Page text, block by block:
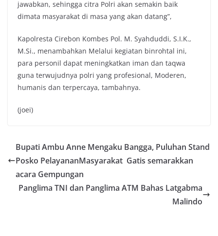
jawabkan, sehingga citra Polri akan semakin baik
dimata masyarakat di masa yang akan datang”,
Kapolresta Cirebon Kombes Pol. M. Syahduddi, S.I.K.,
M.Si., menambahkan Melalui kegiatan binrohtal ini,
para personil dapat meningkatkan iman dan taqwa
guna terwujudnya polri yang profesional, Moderen,
humanis dan terpercaya, tambahnya.
(joei)
Bupati Ambu Anne Mengaku Bangga, Puluhan Stand
Posko PelayananMasyarakat Gatis semarakkan
acara Gempungan
Panglima TNI dan Panglima ATM Bahas Latgabma
Malindo